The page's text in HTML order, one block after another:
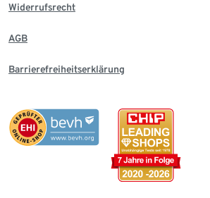
Widerrufsrecht
AGB
Barrierefreiheitserklärung